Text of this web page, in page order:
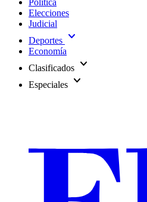
Política
Elecciones
Judicial
Deportes expand_more
Economía
Clasificados expand_more
Especiales expand_more